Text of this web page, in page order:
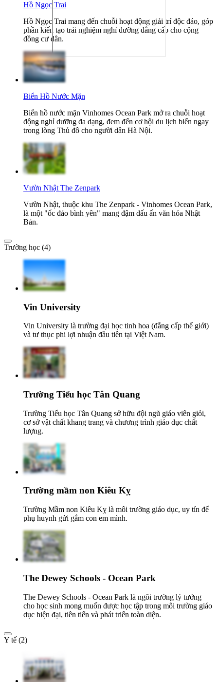
Hồ Ngọc Trai
Hồ Ngọc Trai mang đến chuỗi hoạt động giải trí độc đáo, góp
phần kiến tạo trải nghiệm nghỉ dưỡng đẳng cấp cho cộng
đồng cư dân.
Biển Hồ Nước Mặn
Biển hồ nước mặn Vinhomes Ocean Park mở ra chuỗi hoạt
động nghỉ dưỡng đa dạng, đem đến cơ hội du lịch biển ngay
trong lòng Thủ đô cho người dân Hà Nội.
Vườn Nhật The Zenpark
Vườn Nhật, thuộc khu The Zenpark - Vinhomes Ocean Park,
là một "ốc đảo bình yên" mang đậm dấu ấn văn hóa Nhật
Bản.
Trường học (4)
Vin University
Vin University là trường đại học tinh hoa (đẳng cấp thế giới)
và tư thục phi lợi nhuận đầu tiên tại Việt Nam.
Trường Tiểu học Tân Quang
Trường Tiểu học Tân Quang sở hữu đội ngũ giáo viên giỏi,
cơ sở vật chất khang trang và chương trình giáo dục chất
lượng.
Trường mầm non Kiêu Kỵ
Trường Mầm non Kiêu Kỵ là môi trường giáo dục, uy tín để
phụ huynh gửi gắm con em mình.
The Dewey Schools - Ocean Park
The Dewey Schools - Ocean Park là ngôi trường lý tưởng
cho học sinh mong muốn được học tập trong môi trường giáo
dục hiện đại, tiên tiến và phát triển toàn diện.
Y tế (2)